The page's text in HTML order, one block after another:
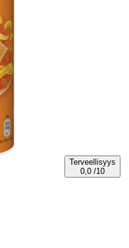
Terveellisyys
0,0 /10